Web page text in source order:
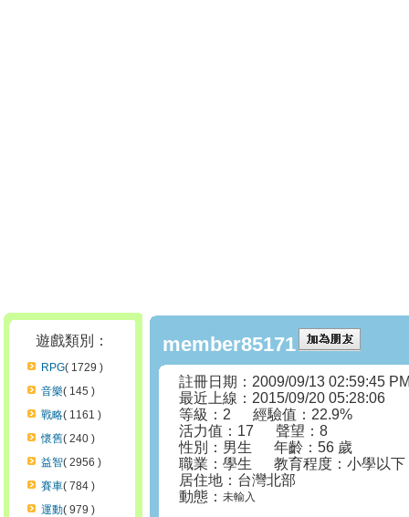
遊戲類別：
RPG( 1729 )
音樂( 145 )
戰略( 1161 )
懷舊( 240 )
益智( 2956 )
賽車( 784 )
運動( 979 )
member85171
註冊日期：2009/09/13 02:59:45
最近上線：2015/09/20 05:28:06
等級：2 經驗值：22.9%
活力值：17 聲望：8
性別：男生 年齡：56 歲
職業：學生 教育程度：小學以下
居住地：台灣北部
動態： 未輸入